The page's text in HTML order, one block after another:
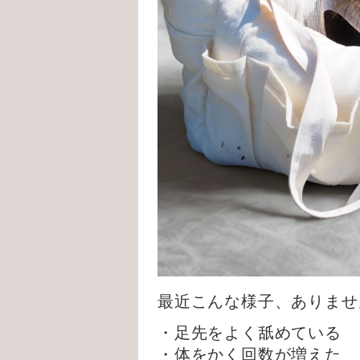
最近こんな様子、ありま
・足先をよく舐めている
・体をかく回数が増えた